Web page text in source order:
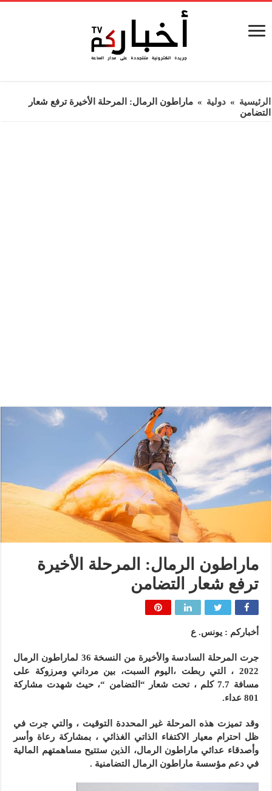
الرئيسية » دولية » ماراطون الرمال: المرحلة الأخيرة ترفع شعار
التضامن
ماراطون الرمال: المرحلة الأخيرة
ترفع شعار التضامن
أخباركم : يونس. ع
جرت المرحلة السادسة والأخيرة من النسخة 36 لماراطون الرمال
2022 ، التي ربطت ،اليوم السبت، بين مرداني ومرزوكة على
مسافة 7.7 كلم ، تحت شعار “التضامن “، حيث شهدت مشاركة
801 عداء.
وقد تميزت هذه المرحلة غير المحددة التوقيت ، والتي جرت في
ظل احترام معيار الاكتفاء الذاتي الغذائي ، بمشاركة رعاة وأسر
وأصدقاء عدائي ماراطون الرمال، الذين ستتيح مساهمتهم المالية
في دعم مؤسسة ماراطون الرمال التضامنية .